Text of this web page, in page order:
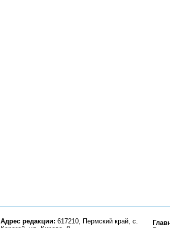
Адрес редакции: 617210, Пермский край, с.